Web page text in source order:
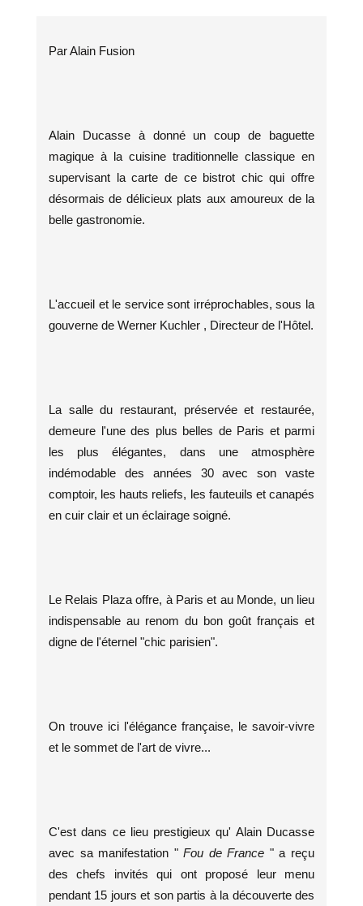
Par Alain Fusion
Alain Ducasse à donné un coup de baguette
magique à la cuisine traditionnelle classique en
supervisant la carte de ce bistrot chic qui offre
désormais de délicieux plats aux amoureux de la
belle gastronomie.
L'accueil et le service sont irréprochables, sous la
gouverne de Werner Kuchler , Directeur de l'Hôtel.
La salle du restaurant, préservée et restaurée,
demeure l'une des plus belles de Paris et parmi
les plus élégantes, dans une atmosphère
indémodable des années 30 avec son vaste
comptoir, les hauts reliefs, les fauteuils et canapés
en cuir clair et un éclairage soigné.
Le Relais Plaza offre, à Paris et au Monde, un lieu
indispensable au renom du bon goût français et
digne de l'éternel "chic parisien".
On trouve ici l'élégance française, le savoir-vivre
et le sommet de l'art de vivre...
C'est dans ce lieu prestigieux qu' Alain Ducasse
avec sa manifestation "Fou de France " a reçu
des chefs invités qui ont proposé leur menu
pendant 15 jours et son partis à la découverte des